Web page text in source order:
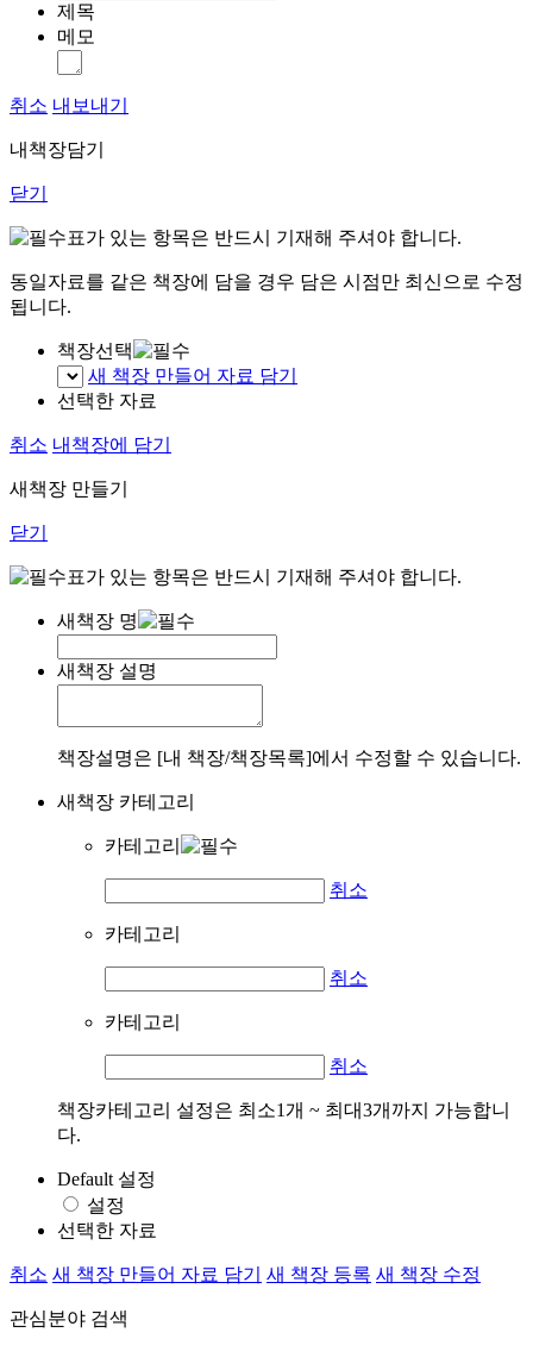
제목
메모
취소 내보내기
내책장담기
닫기
표가 있는 항목은 반드시 기재해 주셔야 합니다.
동일자료를 같은 책장에 담을 경우 담은 시점만 최신으로 수정
됩니다.
책장선택
새 책장 만들어 자료 담기
선택한 자료
취소 내책장에 담기
새책장 만들기
닫기
표가 있는 항목은 반드시 기재해 주셔야 합니다.
새책장 명
새책장 설명
책장설명은 [내 책장/책장목록]에서 수정할 수 있습니다.
새책장 카테고리
카테고리
취소
카테고리
취소
카테고리
취소
책장카테고리 설정은 최소1개 ~ 최대3개까지 가능합니
다.
Default 설정
설정
선택한 자료
취소 새 책장 만들어 자료 담기 새 책장 등록 새 책장 수정
관심분야 검색